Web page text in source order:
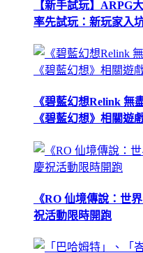
【新手試玩】ARPG
率先試玩：新玩家入
《碧藍幻想Relink 無
《碧藍幻想》相關遊
《RO 仙境傳說：世
祝活動限時開跑